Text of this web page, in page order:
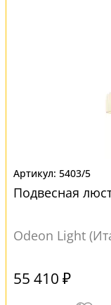
5403/5
Подвесная
Odeon Light
55 410 ₽